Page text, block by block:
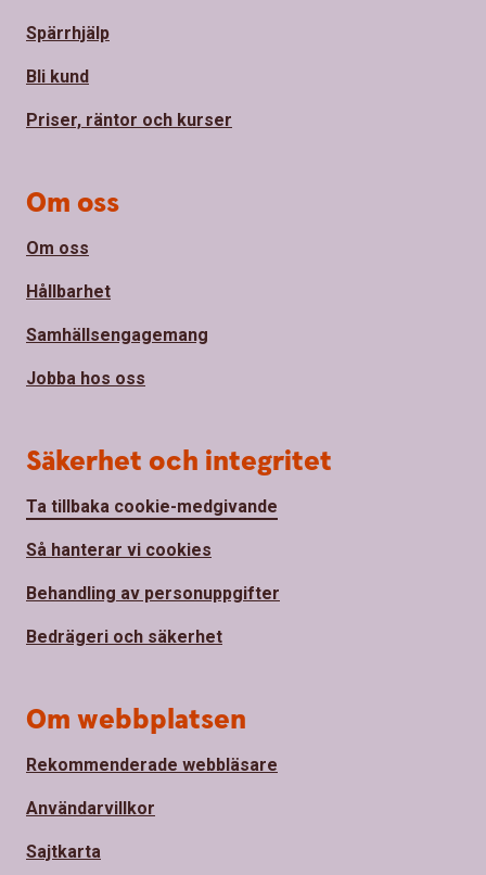
Spärrhjälp
Bli kund
Priser, räntor och kurser
Om oss
Om oss
Hållbarhet
Samhällsengagemang
Jobba hos oss
Säkerhet och integritet
Ta tillbaka cookie-medgivande
Så hanterar vi cookies
Behandling av personuppgifter
Bedrägeri och säkerhet
Om webbplatsen
Rekommenderade webbläsare
Användarvillkor
Sajtkarta